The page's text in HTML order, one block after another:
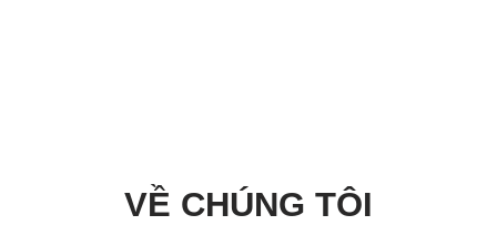
VỀ CHÚNG TÔI